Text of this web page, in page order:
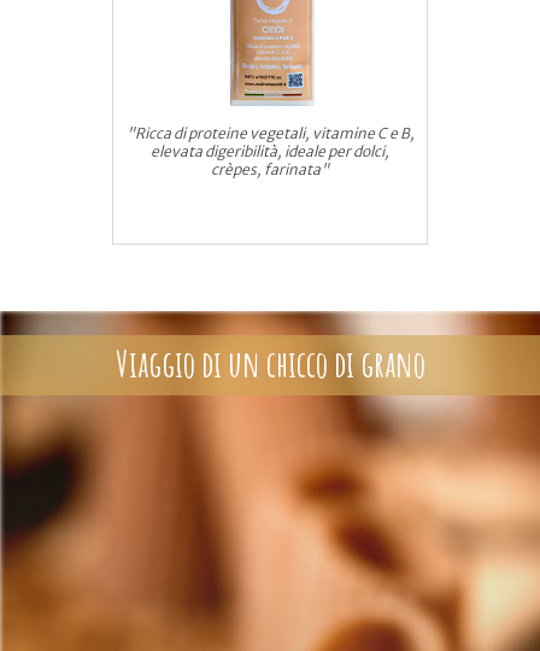
"Ricca di proteine vegetali, vitamine C e B,
elevata digeribilità, ideale per dolci,
crèpes, farinata"
Viaggio di un chicco di grano